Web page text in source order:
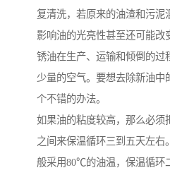
复清洗，若原来的油渣和污泥
影响油的光亮性甚至还可能改
锈油在生产、运输和倾倒的过
少量的空气。要想去除新油中
个不错的办法。
如果油的粘度较高，那么必
之间来保温循环三到五天左右
般采用80℃的油温，保温循环